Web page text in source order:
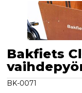
Bakfiets
BK-0071